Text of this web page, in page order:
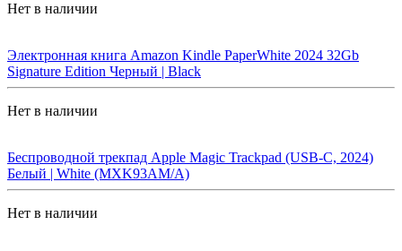
Нет в наличии
Электронная книга Amazon Kindle PaperWhite 2024 32Gb
Signature Edition Черный | Black
Нет в наличии
Беспроводной трекпад Apple Magic Trackpad (USB-C, 2024)
Белый | White (MXK93AM/A)
Нет в наличии